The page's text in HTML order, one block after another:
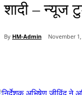
शादी – न्यूज
By HM-Admin November